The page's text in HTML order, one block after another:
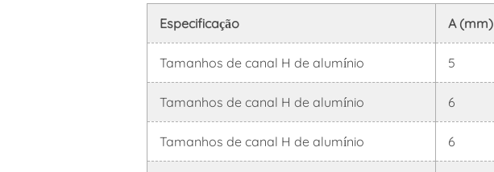
Especificação A (mm)
Tamanhos de canal H de alumínio 5
Tamanhos de canal H de alumínio 6
Tamanhos de canal H de alumínio 6